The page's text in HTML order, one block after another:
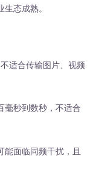
态成熟。
不适合传输图片、视频
毫秒到数秒，不适合
能面临同频干扰，且